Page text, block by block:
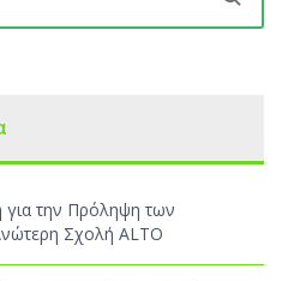
για την Πρόληψη των
Σχολή ALTO